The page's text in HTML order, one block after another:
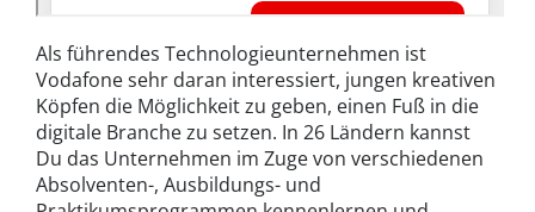
Als führendes Technologieunternehmen ist
Vodafone sehr daran interessiert, jungen kreativen
Köpfen die Möglichkeit zu geben, einen Fuß in die
digitale Branche zu setzen. In 26 Ländern kannst
Du das Unternehmen im Zuge von verschiedenen
Absolventen-, Ausbildungs- und